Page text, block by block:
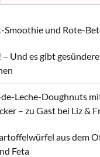
Smoothie und Rote-
– Und es gibt
Leche-Doughnuts
– zu Gast bei Liz &
aus dem
Feta